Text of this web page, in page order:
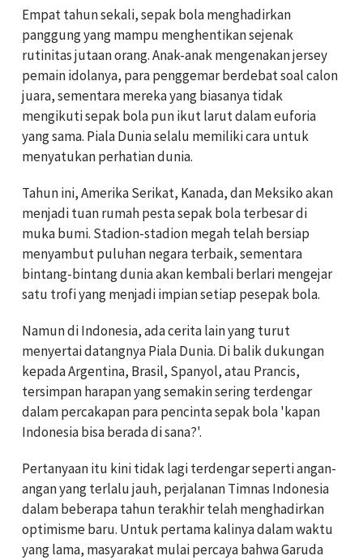
Empat tahun sekali, sepak bola menghadirkan
panggung yang mampu menghentikan sejenak
rutinitas jutaan orang. Anak-anak mengenakan jersey
pemain idolanya, para penggemar berdebat soal calon
juara, sementara mereka yang biasanya tidak
mengikuti sepak bola pun ikut larut dalam euforia
yang sama. Piala Dunia selalu memiliki cara untuk
menyatukan perhatian dunia.
Tahun ini, Amerika Serikat, Kanada, dan Meksiko akan
menjadi tuan rumah pesta sepak bola terbesar di
muka bumi. Stadion-stadion megah telah bersiap
menyambut puluhan negara terbaik, sementara
bintang-bintang dunia akan kembali berlari mengejar
satu trofi yang menjadi impian setiap pesepak bola.
Namun di Indonesia, ada cerita lain yang turut
menyertai datangnya Piala Dunia. Di balik dukungan
kepada Argentina, Brasil, Spanyol, atau Prancis,
tersimpan harapan yang semakin sering terdengar
dalam percakapan para pencinta sepak bola 'kapan
Indonesia bisa berada di sana?'.
Pertanyaan itu kini tidak lagi terdengar seperti angan-
angan yang terlalu jauh, perjalanan Timnas Indonesia
dalam beberapa tahun terakhir telah menghadirkan
optimisme baru. Untuk pertama kalinya dalam waktu
yang lama, masyarakat mulai percaya bahwa Garuda